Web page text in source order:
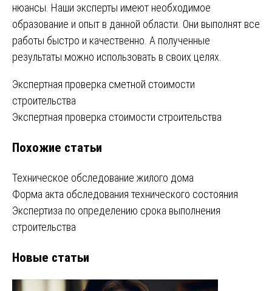
нюансы. Наши эксперты имеют необходимое
образование и опыт в данной области. Они выполнят все
работы быстро и качественно. А полученные
результаты можно использовать в своих целях.
Навигация
по
Экспертная проверка сметной стоимости
строительства
Экспертная проверка стоимости строительства
Похожие статьи
Техническое обследование жилого дома
Форма акта обследования технического состояния
Экспертиза по определению срока выполнения
строительства
Новые статьи